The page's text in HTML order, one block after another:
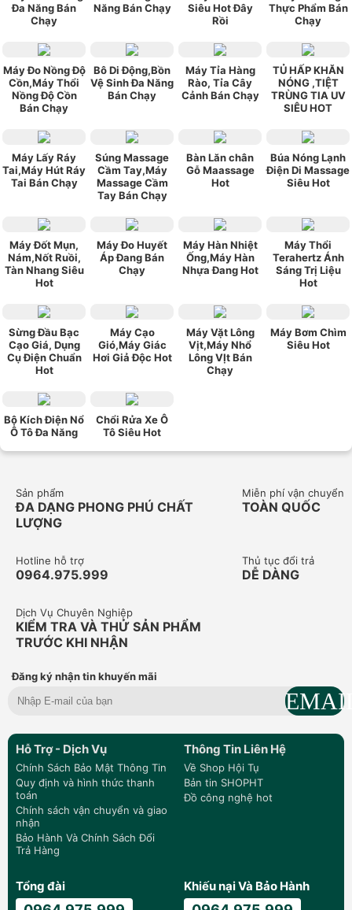
Đa Năng Bán
Chạy
Năng Bán Chạy
Siêu Hot Đây
Rồi
Thực Phẩm Bán
Chạy
Máy Đo Nồng Độ
Cồn,Máy Thổi
Nồng Độ Cồn
Bán Chạy
Bô Di Động,Bồn
Vệ Sinh Đa Năng
Bán Chạy
Máy Tỉa Hàng
Rào, Tỉa Cây
Cảnh Bán Chạy
TỦ HẤP KHĂN
NÓNG ,TIỆT
TRÙNG TIA UV
SIÊU HOT
Máy Lấy Ráy
Tai,Máy Hút Ráy
Tai Bán Chạy
Súng Massage
Cầm Tay,Máy
Massage Cầm
Tay Bán Chạy
Bàn Lăn chân
Gỗ Maassage
Hot
Búa Nóng Lạnh
Điện Di Massage
Siêu Hot
Máy Đốt Mụn,
Nám,Nốt Ruồi,
Tàn Nhang Siêu
Hot
Máy Đo Huyết
Áp Đang Bán
Chạy
Máy Hàn Nhiệt
Ống,Máy Hàn
Nhựa Đang Hot
Máy Thổi
Terahertz Ánh
Sáng Trị Liệu
Hot
Sừng Đầu Bạc
Cạo Giá, Dụng
Cụ Điện Chuẩn
Hot
Máy Cạo
Gió,Máy Giác
Hơi Giả Độc Hot
Máy Vặt Lông
Vịt,Máy Nhổ
Lông VỊt Bán
Chạy
Máy Bơm Chìm
Siêu Hot
Bộ Kích Điện Nổ
Ô Tô Đa Năng
Chổi Rửa Xe Ô
Tô Siêu Hot
Sản phẩm
ĐA DẠNG PHONG PHÚ CHẤT
LƯỢNG
Miễn phí vận chuyển
TOÀN QUỐC
Hotline hỗ trợ
0964.975.999
Thủ tục đổi trả
DỄ DÀNG
Dịch Vụ Chuyên Nghiệp
KIỂM TRA VÀ THỬ SẢN PHẨM
TRƯỚC KHI NHẬN
Đăng ký nhận tin khuyến mãi
Hỗ Trợ - Dịch Vụ
Chính Sách Bảo Mật Thông Tin
Quy định và hình thức thanh
toán
Chính sách vận chuyển và giao
nhận
Bảo Hành Và Chính Sách Đổi
Trả Hàng
Thông Tin Liên Hệ
Về Shop Hội Tụ
Bản tin SHOPHT
Đồ công nghệ hot
Tổng đài Khiếu nại Và Bảo Hành